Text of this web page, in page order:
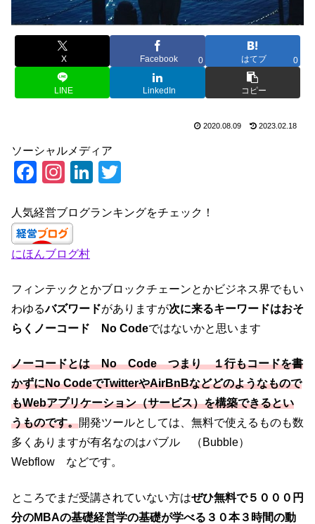
X Facebook 0 はてブ 0
LINE LinkedIn コピー
2020.08.09 2023.02.18
ソーシャルメディア
F
c
e
b
o
o
k
In
a
gr
a
m
Li
k
n
tt
人気経営ブログランキングをチェック！
にほんブログ村
フィンテックとかブロックチェーンとかビジネス界でもい
わゆるバズワードがありますが次に来るキーワードはおそ
らくノーコード No Codeではないかと思います
ノーコードとは No Code つまり １行もコードを書
かずにNo CodeでTwitterやAirBnBなどどのようなもので
もWebアプリケーション（サービス）を構築できるとい
うものです。開発ツールとしては、無料で使えるものも数
多くありますが有名なのはバブル （Bubble）
Webflow などです。
ところでまだ受講されていない方はぜひ無料で５０００円
分のMBAの基礎経営学の基礎が学べる３０本３時間の動